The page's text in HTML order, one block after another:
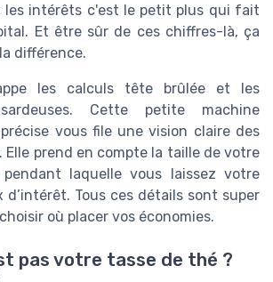
les intérêts c'est le petit plus qui fait
Et être sûr de ces chiffres-là, ça
différence.
les calculs tête brûlée et les
Cette petite machine
vous file une vision claire des
prend en compte la taille de votre
laquelle vous laissez votre
Tous ces détails sont super
où placer vos économies.
pas votre tasse de thé ?